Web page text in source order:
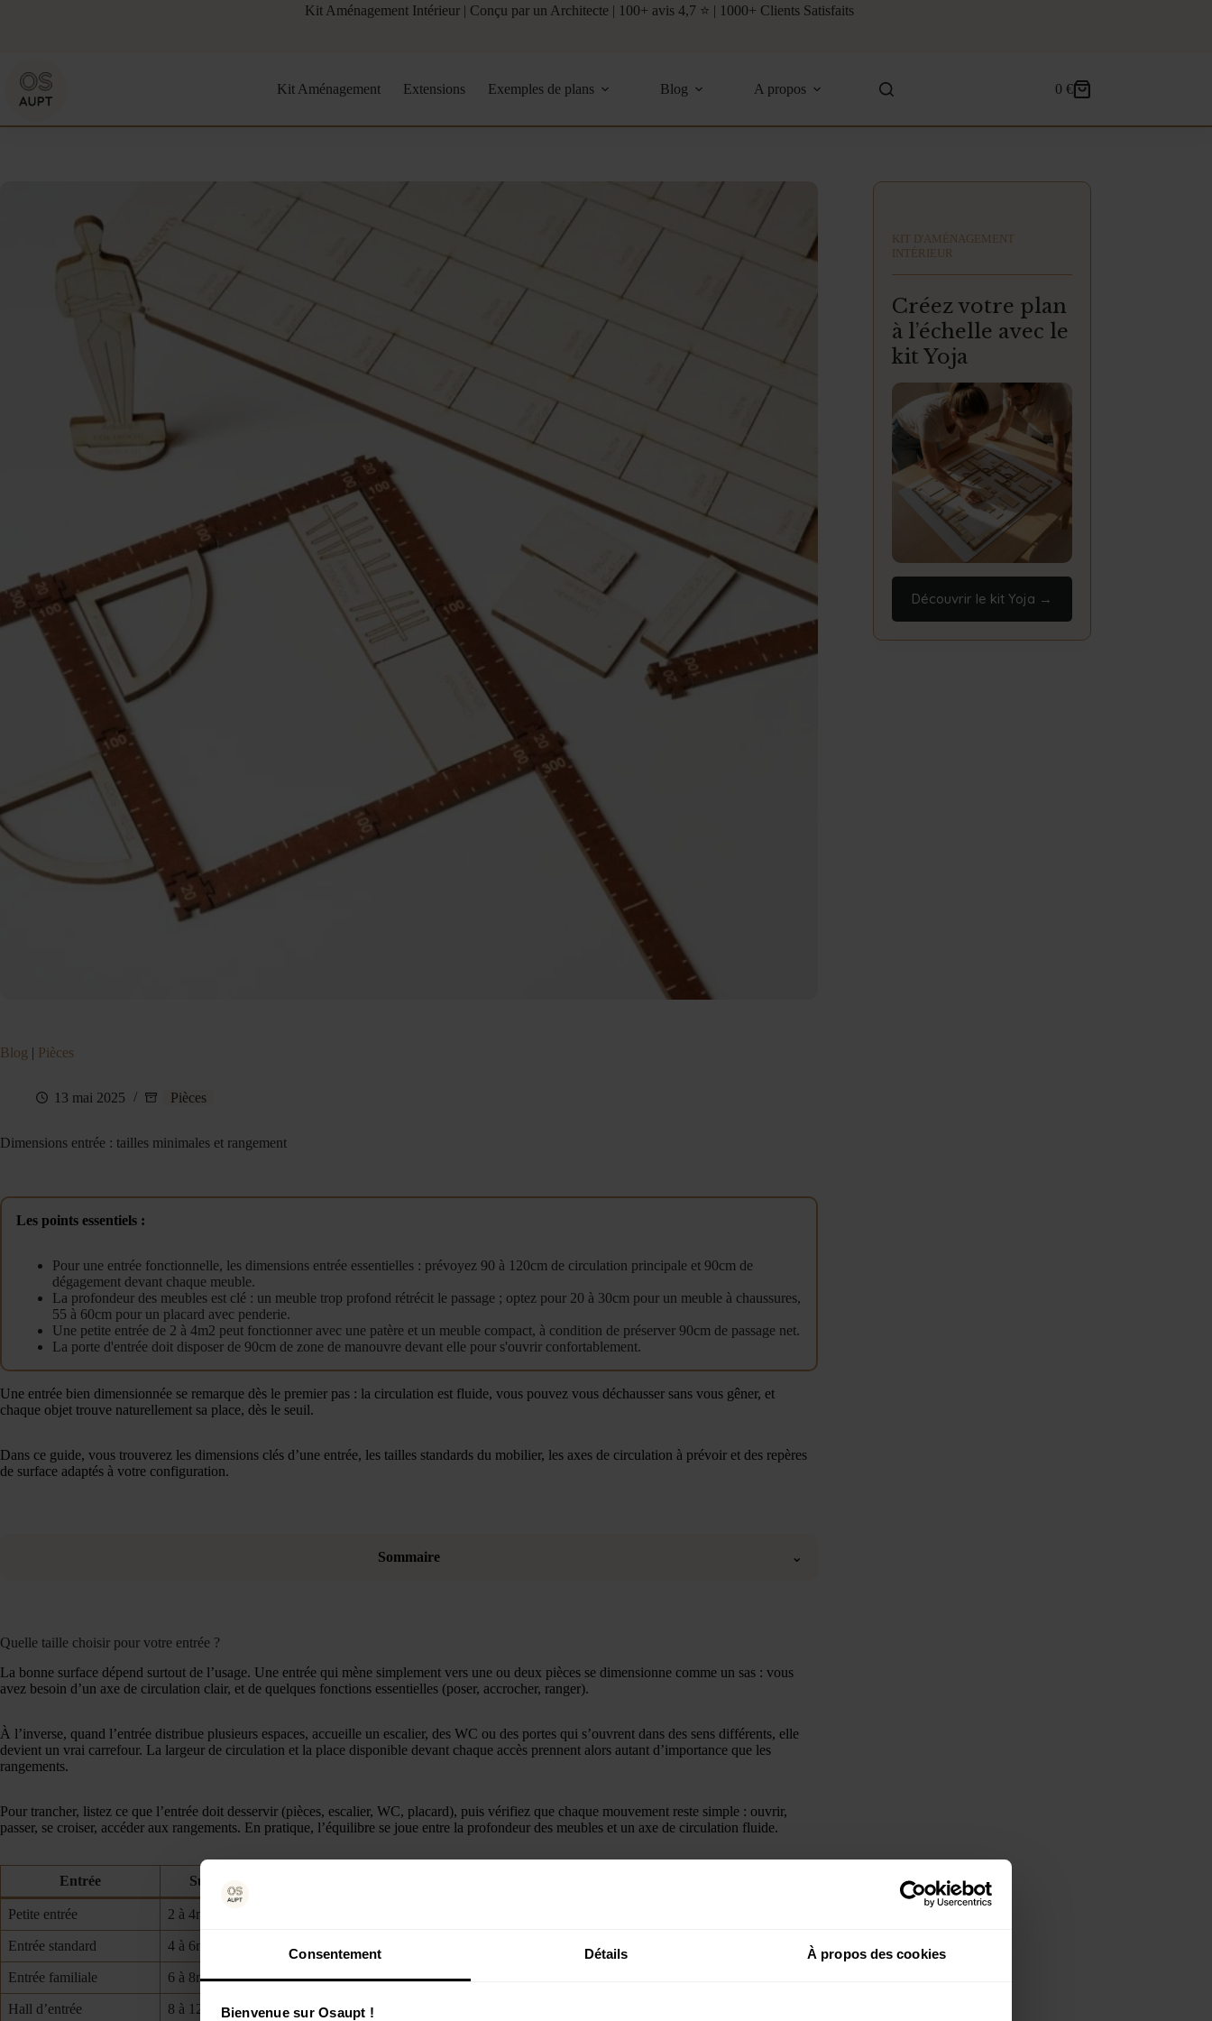
Consentement Détails À propos des cookies
Bienvenue sur Osaupt !
Kit Aménagement Intérieur | Conçu par un Architecte | 100+ avis 4,7 ⭐ | 1000+ Clients Satisfaits
Kit Aménagement Extensions Exemples de plans Blog A propos
Panier
0 €
Blog | Pièces
13 mai 2025 Pièces
Dimensions entrée : tailles minimales et rangement
Les points essentiels :
Pour une entrée fonctionnelle, les dimensions entrée essentielles : prévoyez 90 à 120cm de circulation principale et 90cm de
dégagement devant chaque meuble.
La profondeur des meubles est clé : un meuble trop profond rétrécit le passage ; optez pour 20 à 30cm pour un meuble à chaussures,
55 à 60cm pour un placard avec penderie.
Une petite entrée de 2 à 4m2 peut fonctionner avec une patère et un meuble compact, à condition de préserver 90cm de passage net.
La porte d'entrée doit disposer de 90cm de zone de manouvre devant elle pour s'ouvrir confortablement.
Une entrée bien dimensionnée se remarque dès le premier pas : la circulation est fluide, vous pouvez vous déchausser sans vous gêner, et
chaque objet trouve naturellement sa place, dès le seuil.
Dans ce guide, vous trouverez les dimensions clés d’une entrée, les tailles standards du mobilier, les axes de circulation à prévoir et des repères
de surface adaptés à votre configuration.
Sommaire ⌄
Quelle taille choisir pour votre entrée ?
La bonne surface dépend surtout de l’usage. Une entrée qui mène simplement vers une ou deux pièces se dimensionne comme un sas : vous
avez besoin d’un axe de circulation clair, et de quelques fonctions essentielles (poser, accrocher, ranger).
À l’inverse, quand l’entrée distribue plusieurs espaces, accueille un escalier, des WC ou des portes qui s’ouvrent dans des sens différents, elle
devient un vrai carrefour. La largeur de circulation et la place disponible devant chaque accès prennent alors autant d’importance que les
rangements.
Pour trancher, listez ce que l’entrée doit desservir (pièces, escalier, WC, placard), puis vérifiez que chaque mouvement reste simple : ouvrir,
passer, se croiser, accéder aux rangements. En pratique, l’équilibre se joue entre la profondeur des meubles et un axe de circulation fluide.
Entrée Surface
Petite entrée 2 à 4m2
Entrée standard 4 à 6m2 Console + miroir + rangements basiques, accueil agréable
Entrée familiale 6 à 8m2 Vestiaire complet + banc, rangement des manteaux et sacs
Hall d’entrée 8 à 12m2
Rangements généreux + coin assise, vraie sensation d’espace
KIT D'AMÉNAGEMENT
INTÉRIEUR
Créez votre plan
à l’échelle avec le
kit Yoja
Découvrir le kit Yoja →